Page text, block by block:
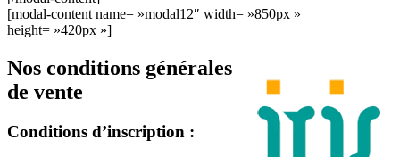
[modal-content name= »modal12″ width= »850px »
height= »420px »]
Nos conditions générales
de vente
Conditions d’inscription :